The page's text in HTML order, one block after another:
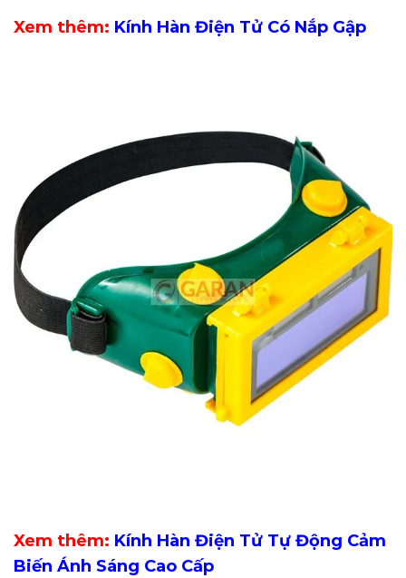
Xem thêm: Kính Hàn Điện Tử Có Nắp Gập
Xem thêm: Kính Hàn Điện Tử Tự Động Cảm
Biến Ánh Sáng Cao Cấp